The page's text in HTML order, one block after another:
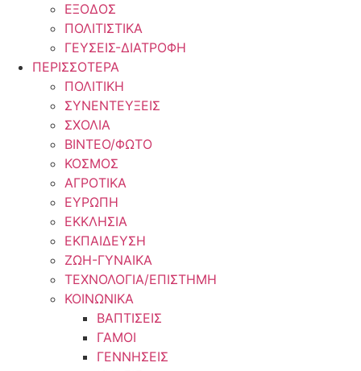
ΕΞΟΔΟΣ
ΠΟΛΙΤΙΣΤΙΚΑ
ΓΕΥΣΕΙΣ-ΔΙΑΤΡΟΦΗ
ΠΕΡΙΣΣΟΤΕΡΑ
ΠΟΛΙΤΙΚΗ
ΣΥΝΕΝΤΕΥΞΕΙΣ
ΣΧΟΛΙΑ
ΒΙΝΤΕΟ/ΦΩΤΟ
ΚΟΣΜΟΣ
ΑΓΡΟΤΙΚΑ
ΕΥΡΩΠΗ
ΕΚΚΛΗΣΙΑ
ΕΚΠΑΙΔΕΥΣΗ
ΖΩΗ-ΓΥΝΑΙΚΑ
ΤΕΧΝΟΛΟΓΙΑ/ΕΠΙΣΤΗΜΗ
ΚΟΙΝΩΝΙΚΑ
ΒΑΠΤΙΣΕΙΣ
ΓΑΜΟΙ
ΓΕΝΝΗΣΕΙΣ